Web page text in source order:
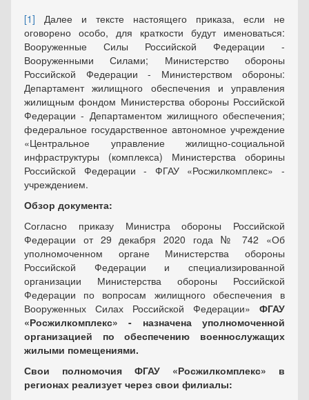
[1] Далее и тексте настоящего приказа, если не
оговорено особо, для краткости будут именоваться:
Вооруженные Силы Российской Федерации -
Вооруженными Силами; Мини­стерство обороны
Российской Федерации - Министерством обороны:
Департамент жилищ­ного обеспечения и управления
жилищным фондом Министерства обороны Российской
Фе­дерации - Департаментом жилищного обеспечения;
федеральное государственное автоном­ное учреждение
«Центральное управление жилищно-социальной
инфраструктуры (комплекса) Министерства оборины
Российской Федерации - ФГАУ «Росжилкомплекс» -
учрежде­нием.
Обзор документа:
Согласно приказу Министра обороны Российской
Федерации от 29 декабря 2020 года № 742 «Об
уполномоченном органе Министерства обороны
Российской Федерации и специализированной
организации Министерства обороны Российской
Федерации по вопросам жилищного обеспечения в
Вооруженных Силах Российской Федерации» ФГАУ
«Росжилкомплекс» - назначена уполномоченной
организацией по обеспечению военнослужащих
жилыми помещениями.
Свои полномочия ФГАУ «Росжилкомплекс» в
регионах реализует через свои филиалы: